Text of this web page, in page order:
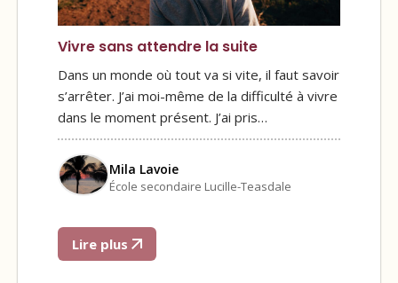
Vivre sans attendre la suite
Dans un monde où tout va si vite, il faut savoir
s’arrêter. J’ai moi-même de la difficulté à vivre
dans le moment présent. J’ai pris…
Mila Lavoie
École secondaire Lucille-Teasdale
Lire plus